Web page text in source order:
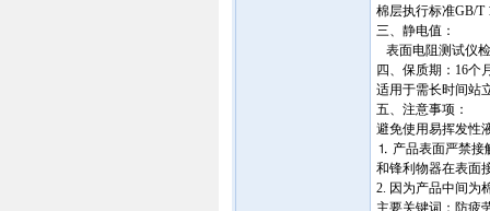
棉层执行标准GB/T
三、静电值：
表面电阻测试仪
四、保质期：16个
适用于需长时间站
五、注意事项：
避免使用易挥发性
⒈ 产品表面严禁接
和锋利物器在表面
2. 因为产品中间为
主要关键词：防疲